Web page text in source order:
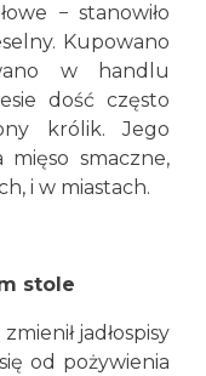
− stanowiło
Kupowano
w handlu
dość często
królik. Jego
mięso smaczne,
i w miastach.
stole
jadłospisy
od pożywienia